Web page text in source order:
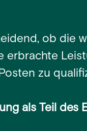
ob die
erbrachte
zu
als Teil des